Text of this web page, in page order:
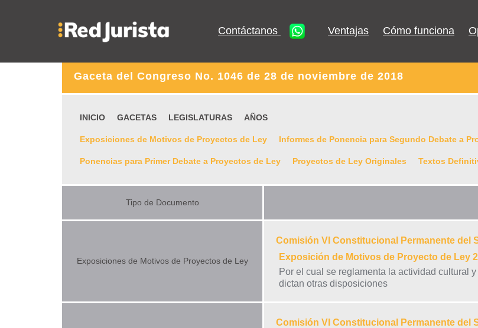
Contáctanos Ventajas Cómo funciona
Gaceta del Congreso No. 1046 de 28 de noviembre de 2018
INICIO GACETAS LEGISLATURAS AÑOS
Exposiciones de Motivos de Proyectos de Ley Informes de Ponencia para Segundo Debate a
Ponencias para Primer Debate a Proyectos de Ley Proyectos de Ley Originales Textos
Tipo de Documento
Exposiciones de Motivos de Proyectos de Ley
Comisión VI Constitucional Permanente del
Exposición de Motivos de Proyecto de Ley
Por el cual se reglamenta la actividad cultural
dictan otras disposiciones
Comisión VI Constitucional Permanente del